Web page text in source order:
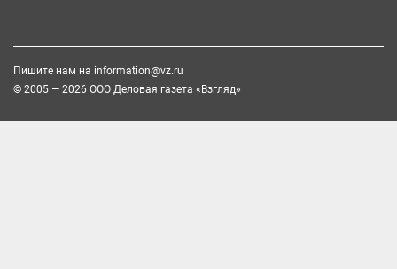
Пишите нам на information@vz.ru
© 2005 — 2026 ООО Деловая газета «Взгляд»